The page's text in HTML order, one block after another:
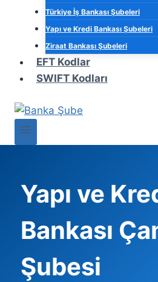
Türkiye İş Bankası Şubeleri
Yapı ve Kredi Bankası Şubeleri
Ziraat Bankası Şubeleri
EFT Kodlar
SWIFT Kodları
Yapı ve
Bankası
Şubesi